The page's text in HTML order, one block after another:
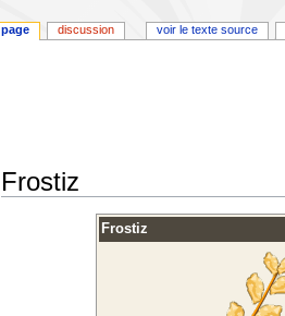
Frostiz
Frostiz
page discussion voir le texte source